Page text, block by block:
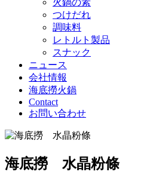
火鍋の素
つけだれ
調味料
レトルト製品
スナック
ニュース
会社情報
海底撈火鍋
Contact
お問い合わせ
海底撈 水晶粉條